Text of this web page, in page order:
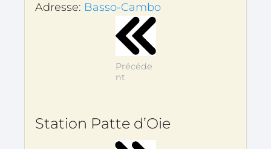
Adresse: Basso-Cambo
Précéde
nt
Station Patte d’Oie